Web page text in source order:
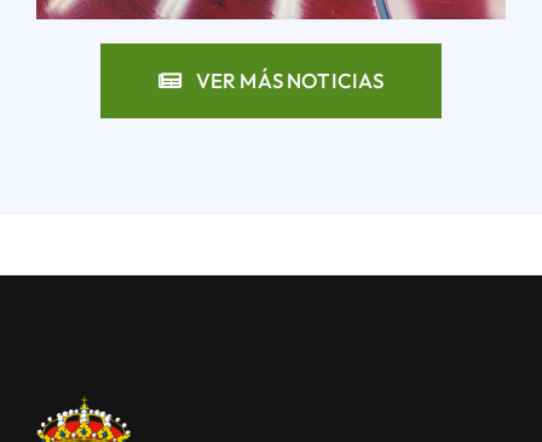
VER MÁS NOTICIAS